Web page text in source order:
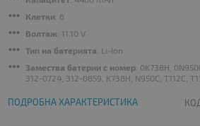
Клетки: 6
Волтаж: 11.10 V
Тип на батерията: Li-Ion
Замества батерии с номер: 0K738H,
312-0724, 312-0859, K738H, N950C, T112C,
ПОДРОБНА ХАРАКТЕРИСТИКА